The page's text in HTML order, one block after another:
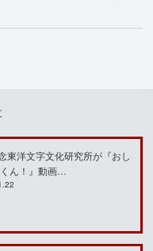
東洋文字文化研究所が『おし
ん！』動画…